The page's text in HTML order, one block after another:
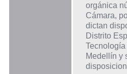
orgánica
Cámara,
dictan
Distrito
Medellín y